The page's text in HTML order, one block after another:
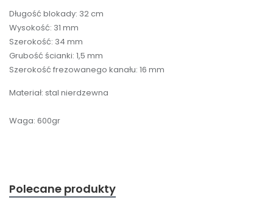
Długość blokady: 32 cm
Wysokość: 31 mm
Szerokość: 34 mm
Grubość ścianki: 1,5 mm
Szerokość frezowanego kanału: 16 mm
Materiał: stal nierdzewna
Waga: 600gr
Polecane produkty